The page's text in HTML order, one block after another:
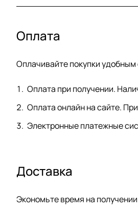
Оплата
Оплачивайте покупки
Оплата при получении.
Оплата онлайн на сайте.
Электронные платежные
Доставка
Экономьте время на